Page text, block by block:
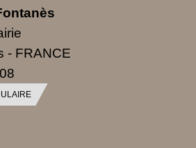
- FRANCE